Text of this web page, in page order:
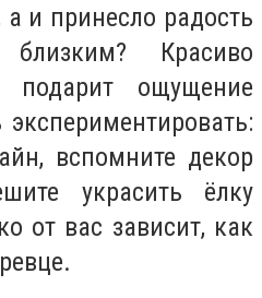
и принесло радость
Красиво
подарит ощущение
вспомните декор
украсить ёлку
от вас зависит, как